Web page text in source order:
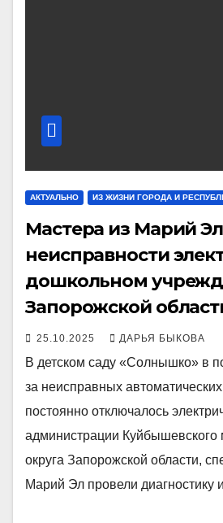
АКТУАЛЬНО ИЗ ЖИЗНИ ГОРОДА И
Мастера из Марий
неисправности
дошкольном
Запорожской
25.10.2025 ДАРЬЯ БЫКОВА
В детском саду «Солнышко» в
за неисправных
постоянно отключалось
администрации Куйбышевского
округа Запорожской области,
Марий Эл провели диагностику